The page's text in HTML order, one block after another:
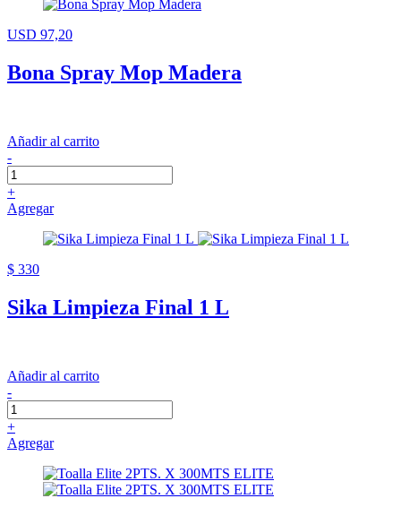
USD 97,20
Bona Spray Mop Madera
Añadir al carrito
-
+
Agregar
$ 330
Sika Limpieza Final 1 L
Añadir al carrito
-
+
Agregar